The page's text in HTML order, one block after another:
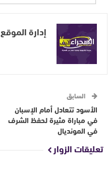
إدارة الموقع
السابق
الأسود تتعادل أمام الإسبان
في مباراة مثيرة لحفظ الشرف
في المونديال
تعليقات الزوار